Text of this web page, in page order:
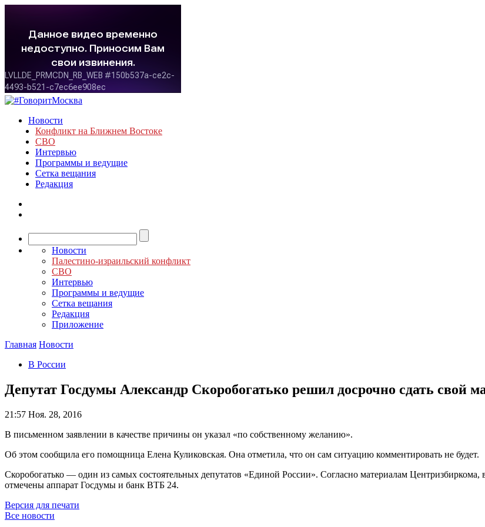
Новости
Конфликт на Ближнем Востоке
СВО
Интервью
Программы и ведущие
Сетка вещания
Редакция
Новости
Палестино-израильский конфликт
СВО
Интервью
Программы и ведущие
Сетка вещания
Редакция
Приложение
Главная Новости
В России
Депутат Госдумы Александр Скоробогатько решил досрочно сдать свой
21:57 Ноя. 28, 2016
В письменном заявлении в качестве причины он указал «по собственному желанию».
Об этом сообщила его помощница Елена Куликовская. Она отметила, что он сам ситуацию комментировать не будет.
Скоробогатько — один из самых состоятельных депутатов «Единой России». Согласно материалам
отмечены аппарат Госдумы и банк ВТБ 24.
Версия для печати
Все новости